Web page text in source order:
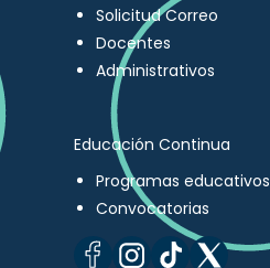
Solicitud Correo
Docentes
Administrativos
Educación Continua
Programas educativos
Convocatorias